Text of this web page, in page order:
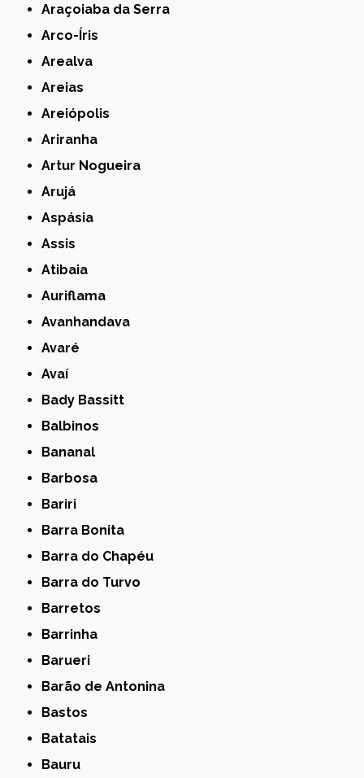
Araçoiaba da Serra
Arco-Íris
Arealva
Areias
Areiópolis
Ariranha
Artur Nogueira
Arujá
Aspásia
Assis
Atibaia
Auriflama
Avanhandava
Avaré
Avaí
Bady Bassitt
Balbinos
Bananal
Barbosa
Bariri
Barra Bonita
Barra do Chapéu
Barra do Turvo
Barretos
Barrinha
Barueri
Barão de Antonina
Bastos
Batatais
Bauru